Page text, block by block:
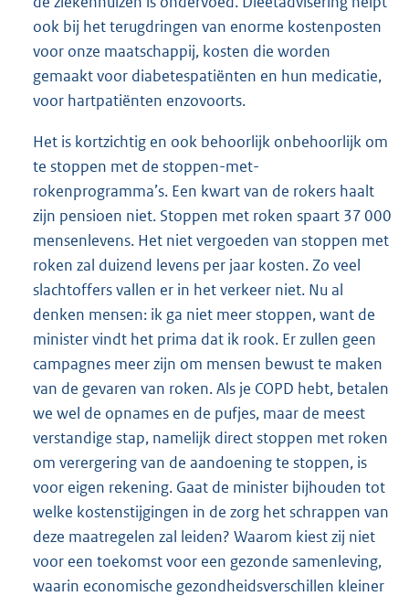
ook bij het terugdringen van enorme kostenposten
voor onze maatschappij, kosten die worden
gemaakt voor diabetespatiënten en hun medicatie,
voor hartpatiënten enzovoorts.
Het is kortzichtig en ook behoorlijk onbehoorlijk om
te stoppen met de stoppen-met-
rokenprogramma’s. Een kwart van de rokers haalt
zijn pensioen niet. Stoppen met roken spaart 37 000
mensenlevens. Het niet vergoeden van stoppen met
roken zal duizend levens per jaar kosten. Zo veel
slachtoffers vallen er in het verkeer niet. Nu al
denken mensen: ik ga niet meer stoppen, want de
minister vindt het prima dat ik rook. Er zullen geen
campagnes meer zijn om mensen bewust te maken
van de gevaren van roken. Als je COPD hebt, betalen
we wel de opnames en de pufjes, maar de meest
verstandige stap, namelijk direct stoppen met roken
om verergering van de aandoening te stoppen, is
voor eigen rekening. Gaat de minister bijhouden tot
welke kostenstijgingen in de zorg het schrappen van
deze maatregelen zal leiden? Waarom kiest zij niet
voor een toekomst voor een gezonde samenleving,
waarin economische gezondheidsverschillen kleiner